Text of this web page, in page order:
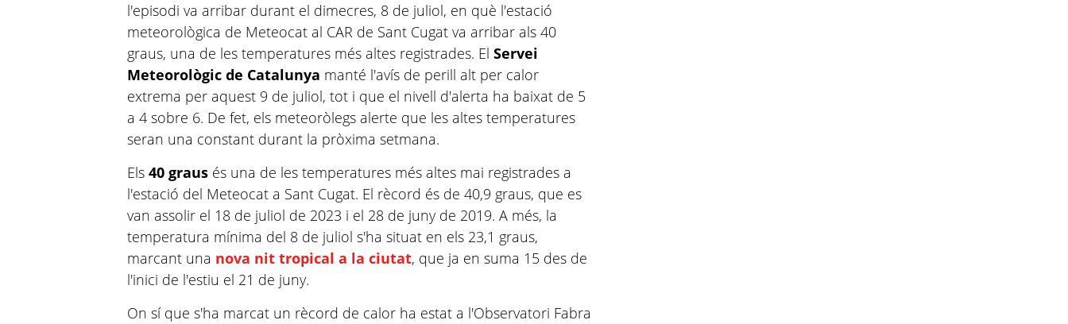
l'episodi va arribar durant el dimecres, 8 de juliol, en què l'estació
meteorològica de Meteocat al CAR de Sant Cugat va arribar als 40
graus, una de les temperatures més altes registrades. ElServei
Meteorològic de Catalunya manté l'avís de perill alt per calor
extrema per aquest 9 de juliol, tot i que el nivell d'alerta ha baixat de 5
a 4 sobre 6. De fet, els meteoròlegs alerte que les altes temperatures
seran una constant durant la pròxima setmana.
Els 40 graus és una de les temperatures més altes mai registrades a
l'estació del Meteocat a Sant Cugat. El rècord és de 40,9 graus, que es
van assolir el 18 de juliol de 2023 i el 28 de juny de 2019. A més, la
temperatura mínima del 8 de juliol s'ha situat en els 23,1 graus,
marcant una nova nit tropical a la ciutat, que ja en suma 15 des de
l'inici de l'estiu el 21 de juny.
On sí que s'ha marcat un rècord de calor ha estat a l'Observatori Fabra